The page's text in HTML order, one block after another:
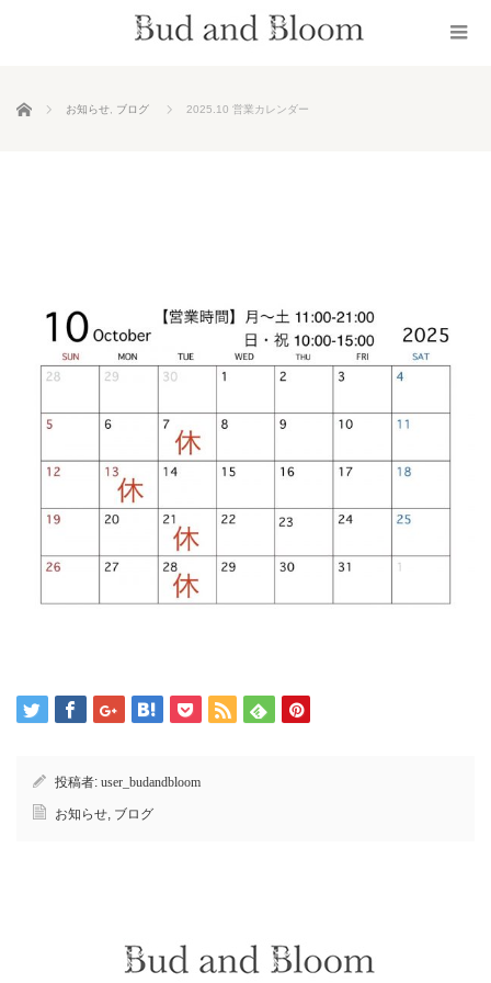
ホーム お知らせ ブログ 2025.10 営業カレンダー
投稿者: user_budandbloom
お知らせ, ブログ